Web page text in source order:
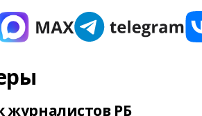
журналистов РБ